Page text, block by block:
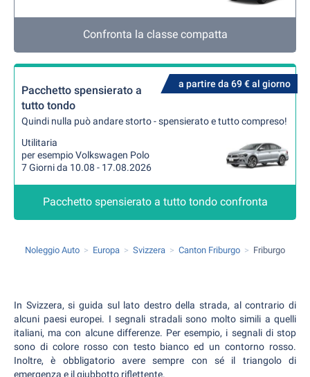
Confronta la classe compatta
a partire da 69 € al giorno
Pacchetto spensierato a
tutto tondo
Quindi nulla può andare storto - spensierato e tutto compreso!
Utilitaria
per esempio Volkswagen Polo
7 Giorni da 10.08 - 17.08.2026
Pacchetto spensierato a tutto tondo confronta
Noleggio Auto Europa Svizzera Canton Friburgo Friburgo
In Svizzera, si guida sul lato destro della strada, al contrario di
alcuni paesi europei. I segnali stradali sono molto simili a quelli
italiani, ma con alcune differenze. Per esempio, i segnali di stop
sono di colore rosso con testo bianco ed un contorno rosso.
Inoltre, è obbligatorio avere sempre con sé il triangolo di
emergenza e il giubbotto riflettente.